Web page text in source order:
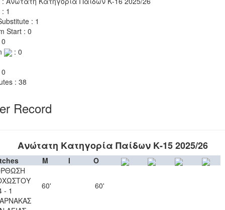
1
: 1
Start : 0
: 0
: 38
Record
Ανώτατη Κατηγορία Παίδων Κ-15 2025/26
M I
O
- 1
60' 60'